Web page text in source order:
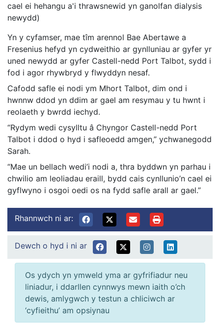
cael ei hehangu a'i thrawsnewid yn ganolfan dialysis
newydd)
Yn y cyfamser, mae tîm arennol Bae Abertawe a
Fresenius hefyd yn cydweithio ar gynlluniau ar gyfer yr
uned newydd ar gyfer Castell-nedd Port Talbot, sydd i
fod i agor rhywbryd y flwyddyn nesaf.
Cafodd safle ei nodi ym Mhort Talbot, dim ond i
hwnnw ddod yn ddim ar gael am resymau y tu hwnt i
reolaeth y bwrdd iechyd.
“Rydym wedi cysylltu â Chyngor Castell-nedd Port
Talbot i ddod o hyd i safleoedd amgen,” ychwanegodd
Sarah.
“Mae un bellach wedi’i nodi a, thra byddwn yn parhau i
chwilio am leoliadau eraill, bydd cais cynllunio’n cael ei
gyflwyno i osgoi oedi os na fydd safle arall ar gael.”
Rhannwch ni ar:
Dewch o hyd i ni ar
Os ydych yn ymweld yma ar gyfrifiadur neu
liniadur, i ddarllen cynnwys mewn iaith o’ch
dewis, amlygwch y testun a chliciwch ar
‘cyfieithu’ am opsiynau